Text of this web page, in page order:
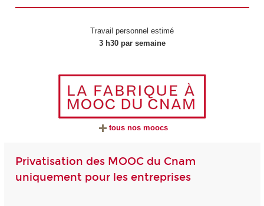
Travail personnel estimé
3 h30 par semaine
tous nos moocs
Privatisation des MOOC du Cnam
uniquement pour les entreprises